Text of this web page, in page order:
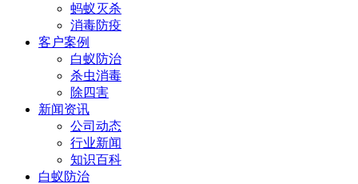
蚂蚁灭杀
消毒防疫
客户案例
白蚁防治
杀虫消毒
除四害
新闻资讯
公司动态
行业新闻
知识百科
白蚁防治